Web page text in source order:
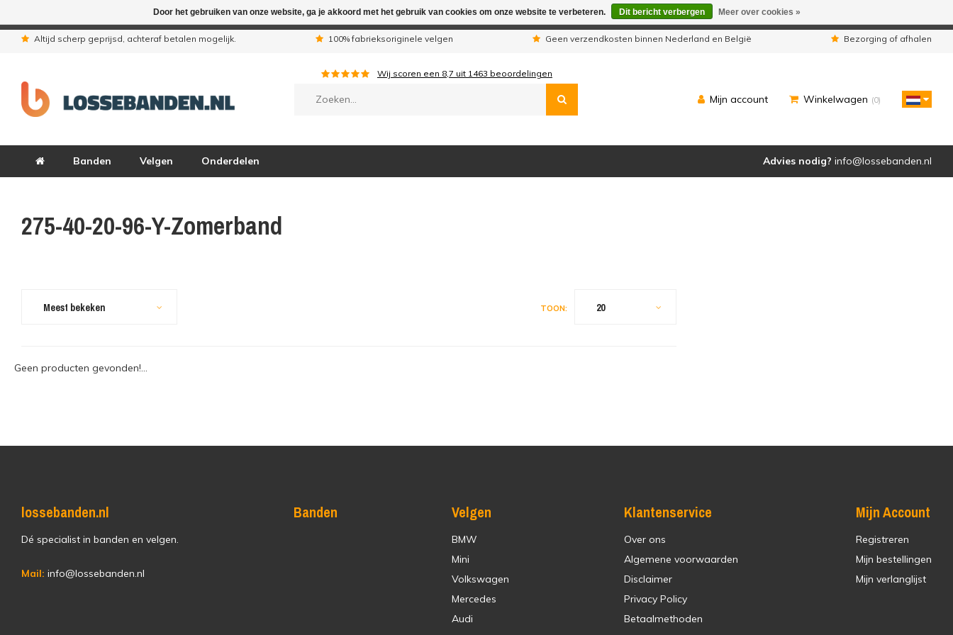
Altijd scherp geprijsd, achteraf betalen mogelijk. 100% fabrieksoriginele velgen Geen verzendkosten binnen Nederland en België Bezorging of afhalen
Wij scoren een 8,7 uit 1463 beoordelingen
Mijn account Winkelwagen (0)
Banden Velgen Onderdelen Advies nodig? info@lossebanden.nl
275-40-20-96-Y-Zomerband
Meest bekeken TOON: 20
Geen producten gevonden!...
lossebanden.nl
Dé specialist in banden en velgen.
Mail: info@lossebanden.nl
Banden Velgen
BMW
Mini
Volkswagen
Mercedes
Audi
Klantenservice
Over ons
Algemene voorwaarden
Disclaimer
Privacy Policy
Betaalmethoden
Mijn Account
Registreren
Mijn bestellingen
Mijn verlanglijst
Door het gebruiken van onze website, ga je akkoord met het gebruik van cookies om onze website te verbeteren. Dit bericht verbergen Meer over cookies »
In verband met de zomervakantie zijn wij telefonisch niet bereikbaar. Geplaatste orders worden uitgeleverd zoals u van ons gewend bent.